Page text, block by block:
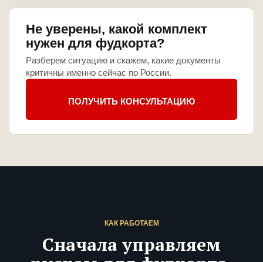
Не уверены, какой комплект
нужен для фудкорта?
Разберем ситуацию и скажем, какие документы
критичны именно сейчас по России.
ПОЛУЧИТЬ КОНСУЛЬТАЦИЮ
КАК РАБОТАЕМ
Сначала управляем